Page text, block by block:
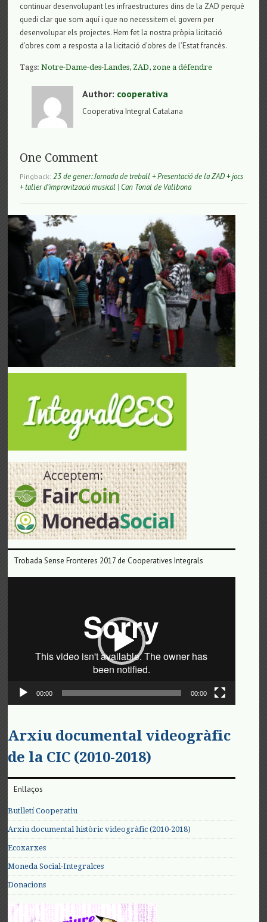
continuar desenvolupant les infraestructures dins de la ZAD perquè
quedi clar que som aquí i que no necessitem el govern per
desenvolupar els projectes. Hem fet la nostra pròpia licitació
d’obres com a resposta a la licitació d’obres de l’Estat francès.
Tags:Notre-Dame-des-Landes, ZAD, zone a défendre
Author: cooperativa
Cooperativa Integral Catalana
One Comment
Pingback:23 de gener: Jornada de treball + Presentació de la ZAD + jocs
+ taller d’improvització musical | Can Tonal de Vallbona
Trobada Sense Fronteres 2017 de Cooperatives Integrals
00:00 00:00
Arxiu documental videogràfic
de la CIC (2010-2018)
Enllaços
Butlletí Cooperatiu
Arxiu documental històric videogràfic (2010-2018)
Ecoxarxes
Moneda Social-Integralces
Donacions